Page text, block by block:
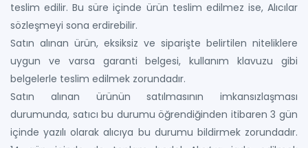
teslim edilir. Bu süre içinde ürün teslim edilmez ise, Alıcılar
sözleşmeyi sona erdirebilir.
Satın alınan ürün, eksiksiz ve siparişte belirtilen niteliklere
uygun ve varsa garanti belgesi, kullanım klavuzu gibi
belgelerle teslim edilmek zorundadır.
Satın alınan ürünün satılmasının imkansızlaşması
durumunda, satıcı bu durumu öğrendiğinden itibaren 3 gün
içinde yazılı olarak alıcıya bu durumu bildirmek zorundadır.